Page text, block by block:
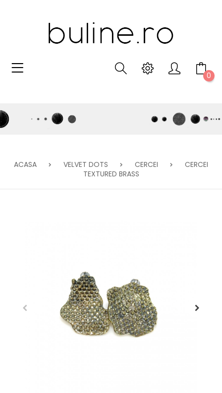
0
ACASA VELVET DOTS CERCEI
CERCEI
TEXTURED BRASS